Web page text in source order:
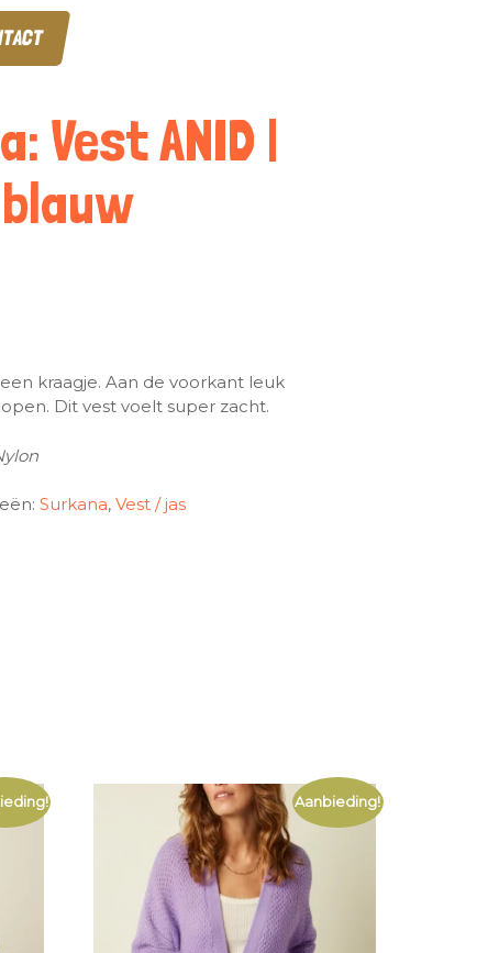
Vest ANID |
kraagje. Aan de voorkant leuk
Dit vest voelt super zacht.
Surkana, Vest / jas
Aanbieding!